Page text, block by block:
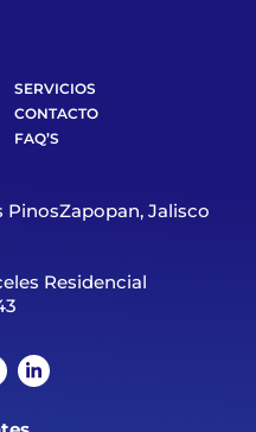
SERVICIOS
CONTACTO
FAQ’S
PinosZapopan, Jalisco
Residencial